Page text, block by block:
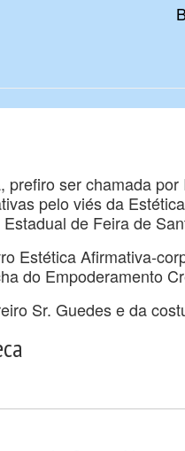
prefiro ser chamada
pelo viés da
de Feira de
Estética Afirmativa-
do Empoderamento
Sr. Guedes e da